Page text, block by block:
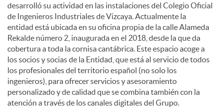
desarrolló su actividad en las instalaciones del Colegio Oficial
de Ingenieros Industriales de Vizcaya. Actualmente la
entidad está ubicada en su oficina propia de la calle Alameda
Rekalde número 2, inaugurada en el 2018, desde la que da
cobertura a toda la cornisa cantábrica. Este espacio acoge a
los socios y socias de la Entidad, que está al servicio de todos
los profesionales del territorio español (no solo los
ingenieros), para ofrecer servicios y asesoramiento
personalizado y de calidad que se combina también con la
atención a través de los canales digitales del Grupo.